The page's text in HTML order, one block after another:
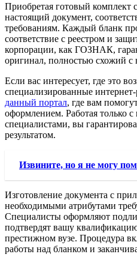
Приобретая готовый комплект
настоящий документ,
требованиям. Каждый бланк
соответствие с реестром и
корпорации, как ГОЗНАК,
оригинал, полностью схожий с
Если вас интересует, где это
специализированные
данный портал, где вам
оформлением. Работая только
специалистами, вы
результатом.
Извините, но я не могу
Изготовление документа с
необходимыми атрибутами
Специалисты оформляют
подтвердят вашу
престижном вузе. Процедура
работы над бланком и